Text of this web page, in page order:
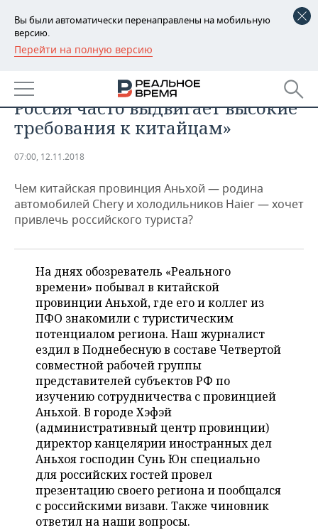
Вы были автоматически перенаправлены на мобильную
версию.
Перейти на полную версию
РЕГИОНЫ
БАШКОРТОСТАН
ТАТАРСТАН
НОВОСТИ
АНАЛИТИКА
ДЕКЛАРАЦИИ О ДОХОДАХ
КОРОЛИ ГОСЗАКАЗА ПФО
ВУЗЫ ТАТАРСТАНА
КОМУ ПРИНАДЛЕЖАТ
ТОРГОВЫЕ ЦЕНТРЫ
ТАТАРСТАНА
НОВОСТИ ЭКОНОМИКИ
ФИНАНСЫ
БАНКИ
БЮДЖЕТ
ИНВЕСТИЦИИ
ПРОМЫШЛЕННОСТЬ
НОВОСТИ
ПРОМЫШЛЕННОСТИ
МАШИНОСТРОЕНИЕ
НЕФТЕХИМИЯ
НЕФТЬ
ОПК
ЭНЕРГЕТИКА
НЕДВИЖИМОСТЬ
НОВОСТИ НЕДВИЖИМОСТИ
АВТО
НОВОСТИ АВТО
БИЗНЕС
НОВОСТИ БИЗНЕСА
РОЗНИЧНАЯ ТОРГОВЛЯ
ТРАНСПОРТ
УСЛУГИ
ТЕХНОЛОГИИ
НОВОСТИ ТЕХНОЛОГИЙ
МЕДИА
ТЕЛЕКОММУНИКАЦИИ
МЕРОПРИЯТИЯ
НОВОСТИ МЕРОПРИЯТИЙ
ВЫЕЗДНАЯ РЕДАКЦИЯ
БИЗНЕС-БРАНЧИ
ONLINE-КОНФЕРЕНЦИИ
ОТКРЫТАЯ ЛЕКЦИЯ
СПОРТ
НОВОСТИ СПОРТА
ФУТБОЛ
ХОККЕЙ
БАСКЕТБОЛ
ОБЩЕСТВО
НОВОСТИ ОБЩЕСТВА
ВЛАСТЬ
ИНФРАСТРУКТУРА
ФОТОГАЛЕРЕЯ
СЮЖЕТЫ
СПРАВОЧНИК
«Самая главная трудность —
Россия часто выдвигает высокие
требования к китайцам»
07:00, 12.11.2018
Чем китайская провинция Аньхой — родина
автомобилей Chery и холодильников Haier — хочет
привлечь российского туриста?
На днях обозреватель «Реального
времени» побывал в китайской
провинции Аньхой, где его и коллег из
ПФО знакомили с туристическим
потенциалом региона. Наш журналист
ездил в Поднебесную в составе Четвертой
совместной рабочей группы
представителей субъектов РФ по
изучению сотрудничества с провинцией
Аньхой. В городе Хэфэй
(административный центр провинции)
директор канцелярии иностранных дел
Аньхоя господин Сунь Юн специально
для российских гостей провел
презентацию своего региона и пообщался
с российскими визави. Также чиновник
ответил на наши вопросы.